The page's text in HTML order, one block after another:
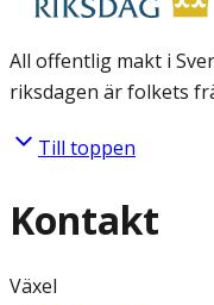
All offentlig makt i
riksdagen är folkets
Till toppen
Kontakt
Växel